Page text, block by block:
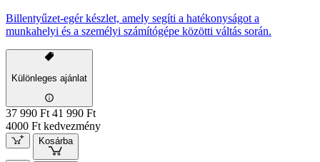
Billentyűzet-egér készlet, amely segíti a hatékonyságot a
munkahelyi és a személyi számítógépe közötti váltás során.
Különleges ajánlat
37 990 Ft 41 990 Ft
4000 Ft kedvezmény
Kosárba